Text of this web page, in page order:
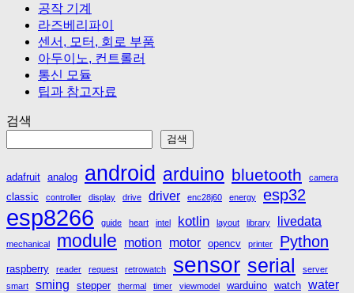
공작 기계
라즈베리파이
센서, 모터, 회로 부품
아두이노, 컨트롤러
통신 모듈
팁과 참고자료
검색
검색
adafruit analog android arduino bluetooth camera
classic controller display drive driver enc28j60 energy esp32
esp8266 guide heart intel kotlin layout library livedata
mechanical module motion motor opencv printer Python
raspberry reader request retrowatch sensor serial
server
smart
sming stepper thermal timer viewmodel warduino watch water